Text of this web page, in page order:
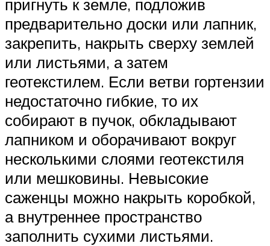
пригнуть к земле, подложив
предварительно доски или лапник,
закрепить, накрыть сверху землей
или листьями, а затем
геотекстилем. Если ветви гортензии
недостаточно гибкие, то их
собирают в пучок, обкладывают
лапником и оборачивают вокруг
несколькими слоями геотекстиля
или мешковины. Невысокие
саженцы можно накрыть коробкой,
а внутреннее пространство
заполнить сухими листьями.